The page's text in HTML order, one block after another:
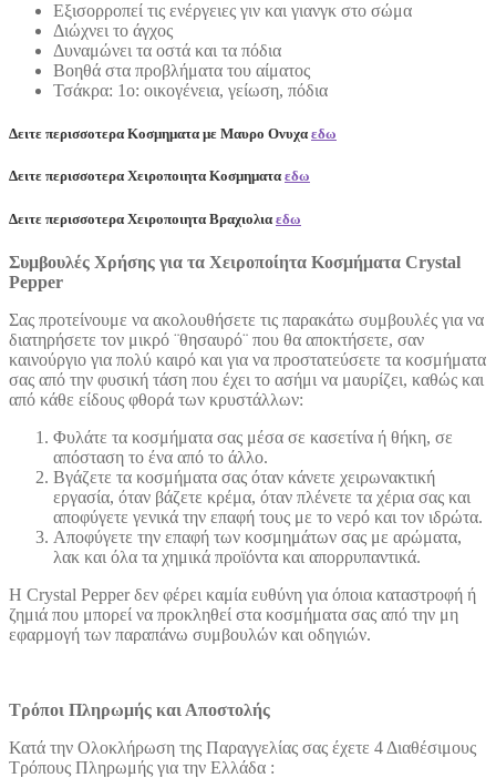
Εξισορροπεί τις ενέργειες γιν και γιανγκ στο σώμα
Διώχνει το άγχος
Δυναμώνει τα οστά και τα πόδια
Βοηθά στα προβλήματα του αίματος
Τσάκρα: 1ο: οικογένεια, γείωση, πόδια
Δειτε περισσοτερα Κοσμηματα με Μαυρο Ονυχα εδω
Δειτε περισσοτερα Χειροποιητα Κοσμηματα εδω
Δειτε περισσοτερα Χειροποιητα Βραχιολια εδω
Συμβουλές Χρήσης για τα Χειροποίητα Κοσμήματα Crystal
Pepper
Σας προτείνουμε να ακολουθήσετε τις παρακάτω συμβουλές για να
διατηρήσετε τον μικρό ¨θησαυρό¨ που θα αποκτήσετε, σαν
καινούργιο για πολύ καιρό και για να προστατεύσετε τα κοσμήματα
σας από την φυσική τάση που έχει το ασήμι να μαυρίζει, καθώς και
από κάθε είδους φθορά των κρυστάλλων:
Φυλάτε τα κοσμήματα σας μέσα σε κασετίνα ή θήκη, σε
απόσταση το ένα από το άλλο.
Βγάζετε τα κοσμήματα σας όταν κάνετε χειρωνακτική
εργασία, όταν βάζετε κρέμα, όταν πλένετε τα χέρια σας και
αποφύγετε γενικά την επαφή τους με το νερό και τον ιδρώτα.
Αποφύγετε την επαφή των κοσμημάτων σας με αρώματα,
λακ και όλα τα χημικά προϊόντα και απορρυπαντικά.
Η Crystal Pepper δεν φέρει καμία ευθύνη για όποια καταστροφή ή
ζημιά που μπορεί να προκληθεί στα κοσμήματα σας από την μη
εφαρμογή των παραπάνω συμβουλών και οδηγιών.
Τρόποι Πληρωμής και Αποστολής
Κατά την Ολοκλήρωση της Παραγγελίας σας έχετε 4 Διαθέσιμους
Τρόπους Πληρωμής για την Ελλάδα :